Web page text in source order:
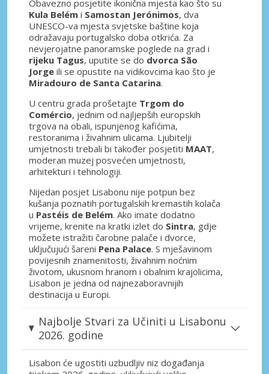
Obavezno posjetite ikonična mjesta kao što su
Kula Belém i Samostan Jerónimos, dva
UNESCO-va mjesta svjetske baštine koja
odražavaju portugalsko doba otkrića. Za
nevjerojatne panoramske poglede na grad i
rijeku Tagus, uputite se do dvorca São
Jorge ili se opustite na vidikovcima kao što je
Miradouro de Santa Catarina.
U centru grada prošetajte Trgom do
Comércio, jednim od najljepših europskih
trgova na obali, ispunjenog kafićima,
restoranima i živahnim ulicama. Ljubitelji
umjetnosti trebali bi također posjetiti MAAT,
moderan muzej posvećen umjetnosti,
arhitekturi i tehnologiji.
Nijedan posjet Lisabonu nije potpun bez
kušanja poznatih portugalskih kremastih kolača
u Pastéis de Belém. Ako imate dodatno
vrijeme, krenite na kratki izlet do Sintra, gdje
možete istražiti čarobne palače i dvorce,
uključujući šareni Pena Palace. S mješavinom
povijesnih znamenitosti, živahnim noćnim
životom, ukusnom hranom i obalnim krajolicima,
Lisabon je jedna od najnezaboravnijih
destinacija u Europi.
Najbolje Stvari za Učiniti u Lisabonu
2026. godine
Lisabon će ugostiti uzbudljiv niz događanja